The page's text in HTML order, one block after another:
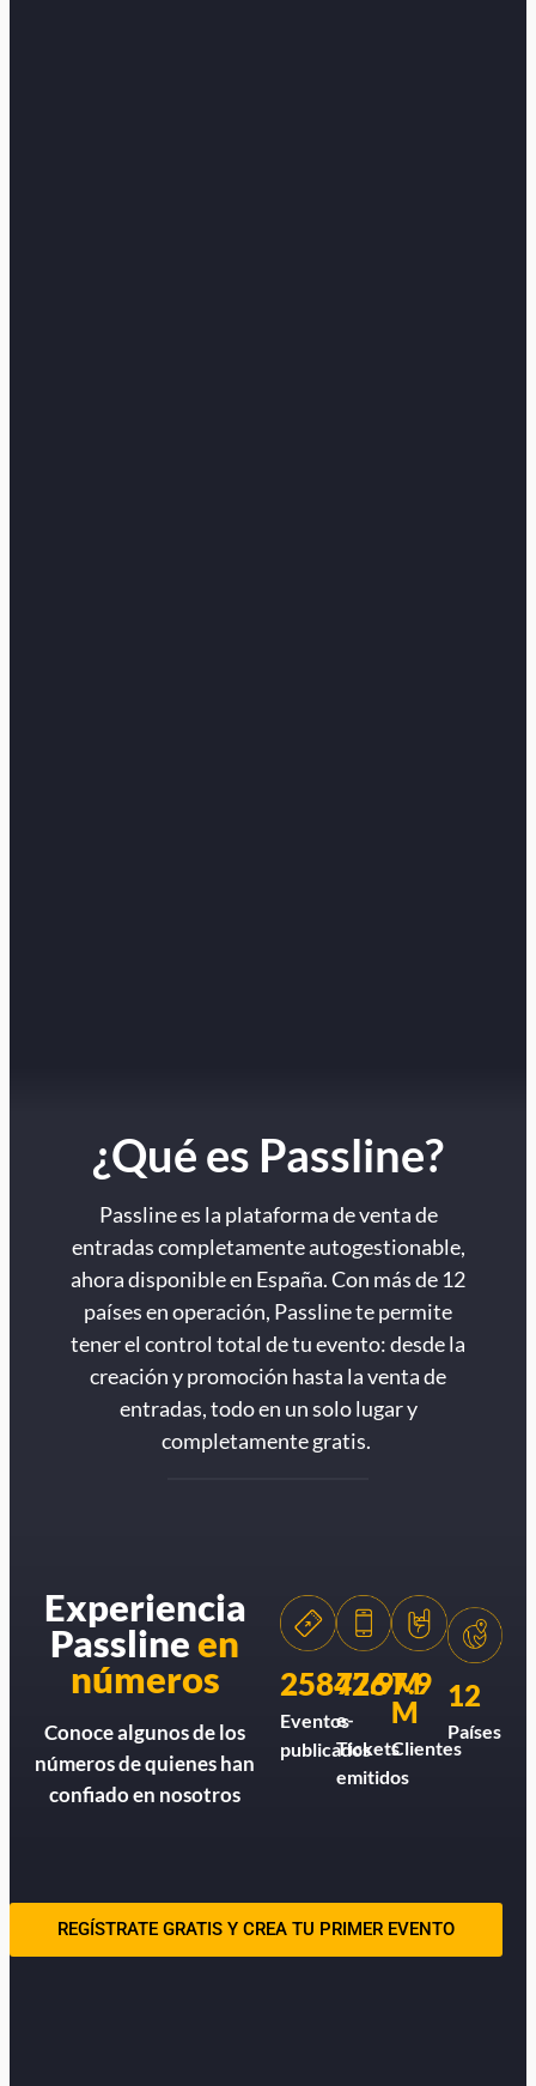
¿Qué es Passline?
Passline es la plataforma de venta de
entradas completamente autogestionable,
ahora disponible en España. Con más de 12
países en operación, Passline te permite
tener el control total de tu evento: desde la
creación y promoción hasta la venta de
entradas, todo en un solo lugar y
completamente gratis.
Experiencia
Passlineen
números
Conoce algunos de los
números de quienes han
confiado en nosotros
258426
Eventos
publicados
77.9M
e-
Tickets
emitidos
7.9
M
Clientes
12
Países
REGÍSTRATE GRATIS Y CREA TU PRIMER EVENTO